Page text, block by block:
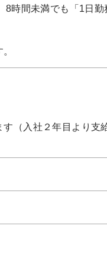
時間未満でも「1日
（入社２年目より支